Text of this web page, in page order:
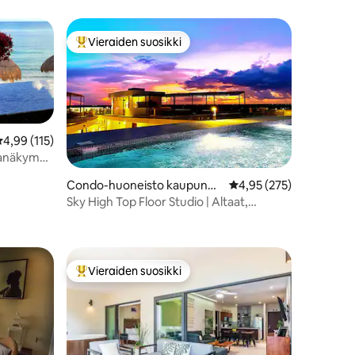
arvio 4,99/5, 115 arvostelua
4,99 (115)
Vieraiden suosikkien parhaimmistoa
Vieraiden suosikki
Condo-huoneisto kaupungis
sa Tulum
Keskimääräinen arvio
4,95 (275)
Sky High Top Floor Studio | Altaat,
Vieraiden suosikkien parhaimmistoa
Vieraiden suosikki